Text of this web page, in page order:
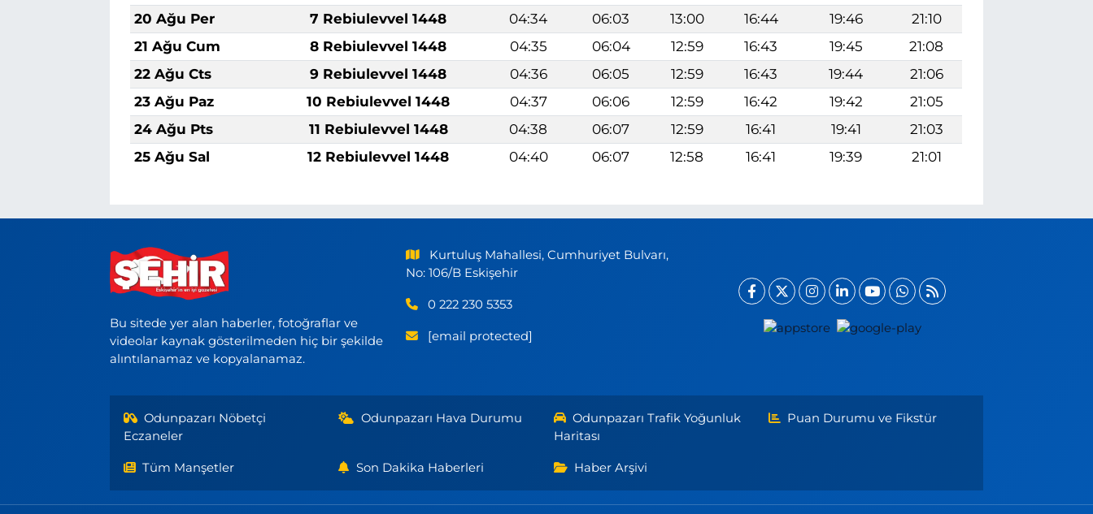
20 Ağu Per
7 Rebiulevvel 1448 04:34 06:03 13:00 16:44 19:46
21:10
21 Ağu Cum
8 Rebiulevvel 1448 04:35 06:04 12:59 16:43 19:45
21:08
22 Ağu Cts
9 Rebiulevvel 1448 04:36 06:05 12:59 16:43 19:44
21:06
23 Ağu Paz
10 Rebiulevvel 1448 04:37 06:06 12:59 16:42 19:42
21:05
24 Ağu Pts
11 Rebiulevvel 1448 04:38 06:07 12:59 16:41 19:41
21:03
25 Ağu Sal
12 Rebiulevvel 1448 04:40 06:07 12:58 16:41 19:39 21:01
Bu sitede yer alan haberler, fotoğraflar ve
videolar kaynak gösterilmeden hiç bir şekilde
alıntılanamaz ve kopyalanamaz.
Kurtuluş Mahallesi, Cumhuriyet Bulvarı,
No: 106/B Eskişehir
0 222 230 5353
[email protected]
Odunpazarı Nöbetçi
Eczaneler
Odunpazarı Hava Durumu
Odunpazarı Trafik Yoğunluk
Haritası
Puan Durumu ve Fikstür
Tüm Manşetler Son Dakika Haberleri Haber Arşivi